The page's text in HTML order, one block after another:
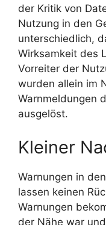
der Kritik von
Nutzung in den
unterschiedlich,
Wirksamkeit des
Vorreiter der
wurden allein im
Warnmeldungen
ausgelöst.
Kleiner
Warnungen in
lassen keinen
Warnungen
der Nähe war